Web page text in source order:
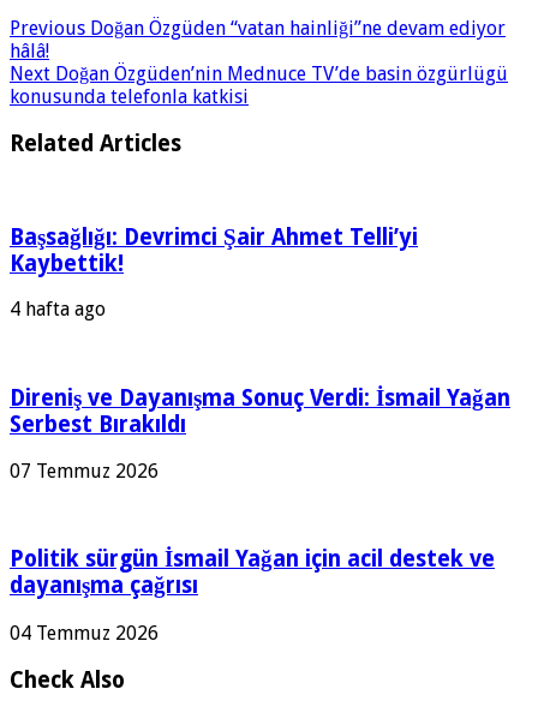
Previous Doğan Özgüden “vatan hainliği”ne devam ediyor
hâlâ!
Next Doğan Özgüden’nin Mednuce TV’de basin özgürlügü
konusunda telefonla katkisi
Related Articles
Başsağlığı: Devrimci Şair Ahmet Telli’yi
Kaybettik!
4 hafta ago
Direniş ve Dayanışma Sonuç Verdi: İsmail Yağan
Serbest Bırakıldı
07 Temmuz 2026
Politik sürgün İsmail Yağan için acil destek ve
dayanışma çağrısı
04 Temmuz 2026
Check Also